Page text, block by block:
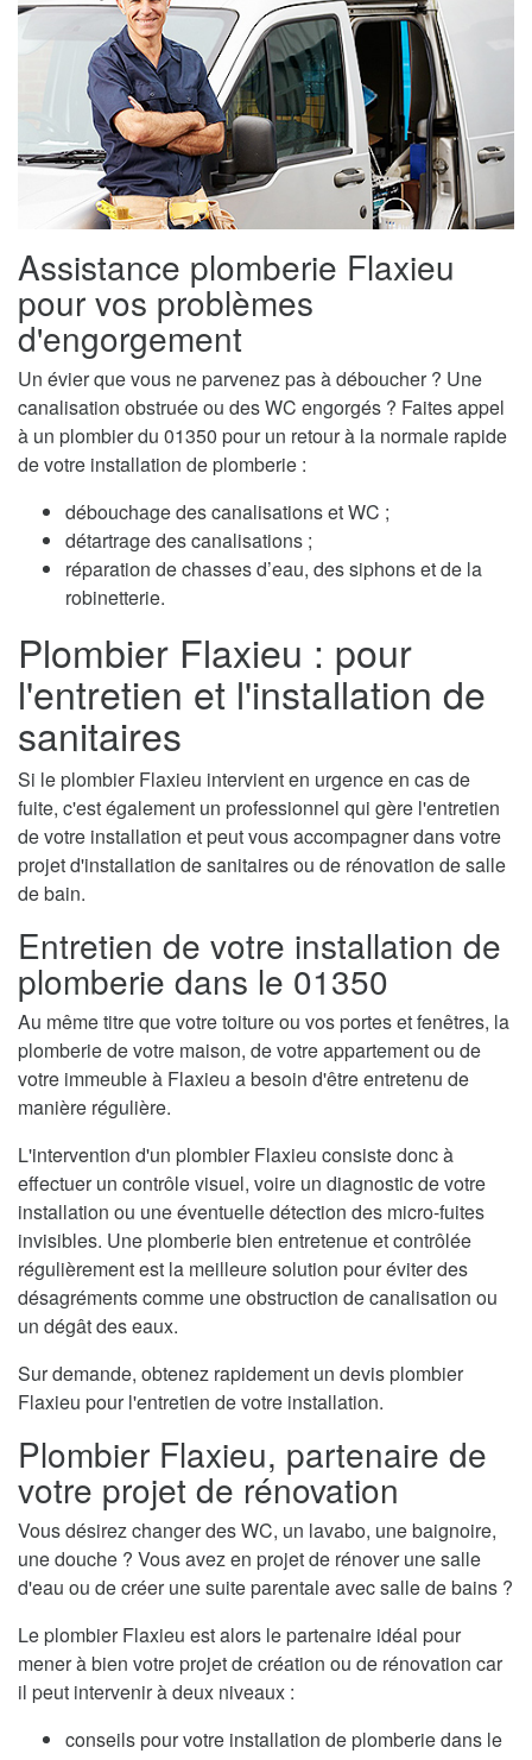
Assistance plomberie Flaxieu
pour vos problèmes
d'engorgement
Un évier que vous ne parvenez pas à déboucher ? Une
canalisation obstruée ou des WC engorgés ? Faites appel
à un plombier du 01350 pour un retour à la normale rapide
de votre installation de plomberie :
débouchage des canalisations et WC ;
détartrage des canalisations ;
réparation de chasses d’eau, des siphons et de la
robinetterie.
Plombier Flaxieu : pour
l'entretien et l'installation de
sanitaires
Si le plombier Flaxieu intervient en urgence en cas de
fuite, c'est également un professionnel qui gère l'entretien
de votre installation et peut vous accompagner dans votre
projet d'installation de sanitaires ou de rénovation de salle
de bain.
Entretien de votre installation de
plomberie dans le 01350
Au même titre que votre toiture ou vos portes et fenêtres, la
plomberie de votre maison, de votre appartement ou de
votre immeuble à Flaxieu a besoin d'être entretenu de
manière régulière.
L'intervention d'un plombier Flaxieu consiste donc à
effectuer un contrôle visuel, voire un diagnostic de votre
installation ou une éventuelle détection des micro-fuites
invisibles. Une plomberie bien entretenue et contrôlée
régulièrement est la meilleure solution pour éviter des
désagréments comme une obstruction de canalisation ou
un dégât des eaux.
Sur demande, obtenez rapidement un devis plombier
Flaxieu pour l'entretien de votre installation.
Plombier Flaxieu, partenaire de
votre projet de rénovation
Vous désirez changer des WC, un lavabo, une baignoire,
une douche ? Vous avez en projet de rénover une salle
d'eau ou de créer une suite parentale avec salle de bains ?
Le plombier Flaxieu est alors le partenaire idéal pour
mener à bien votre projet de création ou de rénovation car
il peut intervenir à deux niveaux :
conseils pour votre installation de plomberie dans le